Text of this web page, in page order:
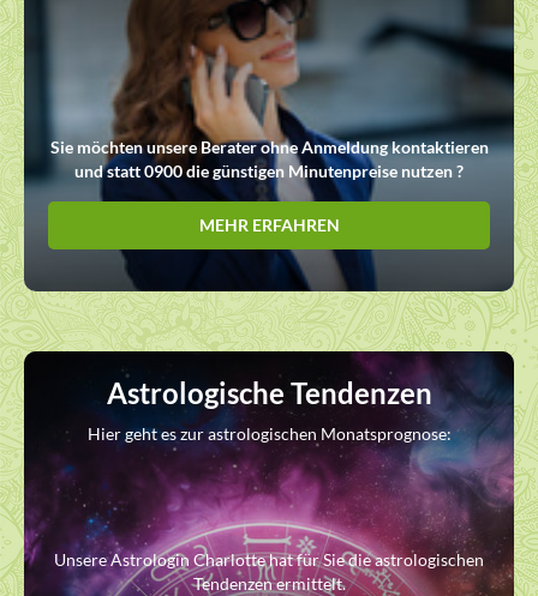
Sie möchten unsere Berater ohne Anmeldung kontaktieren
und statt 0900 die günstigen Minutenpreise nutzen ?
MEHR ERFAHREN
Astrologische Tendenzen
Hier geht es zur astrologischen Monatsprognose:
Unsere Astrologin Charlotte hat für Sie die astrologischen
Tendenzen ermittelt.